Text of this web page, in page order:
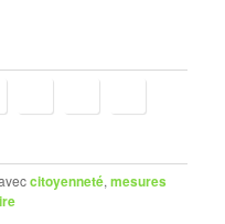
citoyenneté,mesures